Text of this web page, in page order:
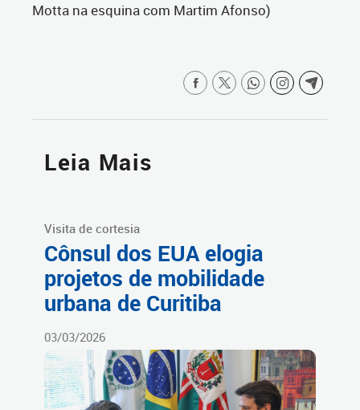
Motta na esquina com Martim Afonso)
Leia Mais
Visita de cortesia
Cônsul dos EUA elogia
projetos de mobilidade
urbana de Curitiba
03/03/2026